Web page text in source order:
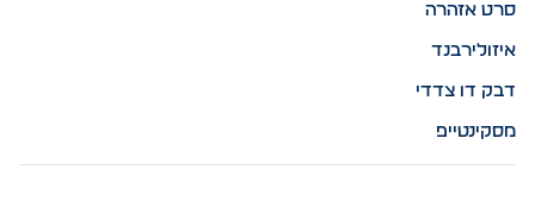
סרט אזהרה
איזולירבנד
דבק דו צדדי
מסקינטייפ